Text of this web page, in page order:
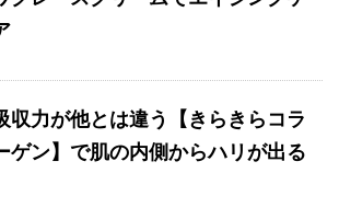
収力が他とは違う【きらきらコラ
ゲン】で肌の内側からハリが出る